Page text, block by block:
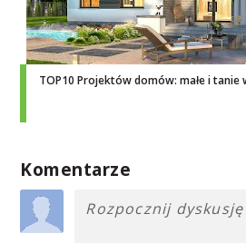
TOP10 Projektów domów: małe i tanie
Komentarze